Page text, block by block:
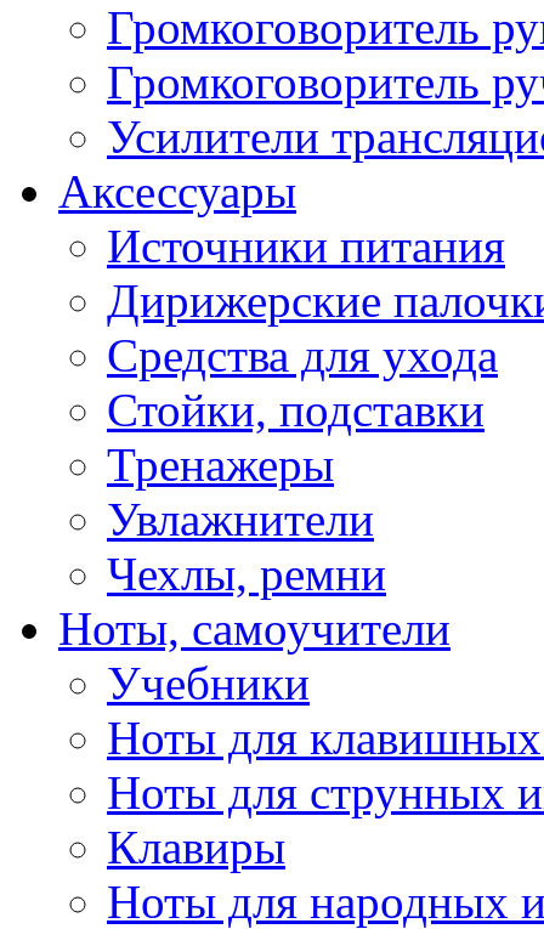
Громкоговоритель
Громкоговоритель
Усилители
Аксессуары
Источники питания
Дирижерские
Средства для ухода
Стойки, подставки
Тренажеры
Увлажнители
Чехлы, ремни
Ноты, самоучители
Учебники
Ноты для клавишных
Ноты для струнных
Клавиры
Ноты для народных